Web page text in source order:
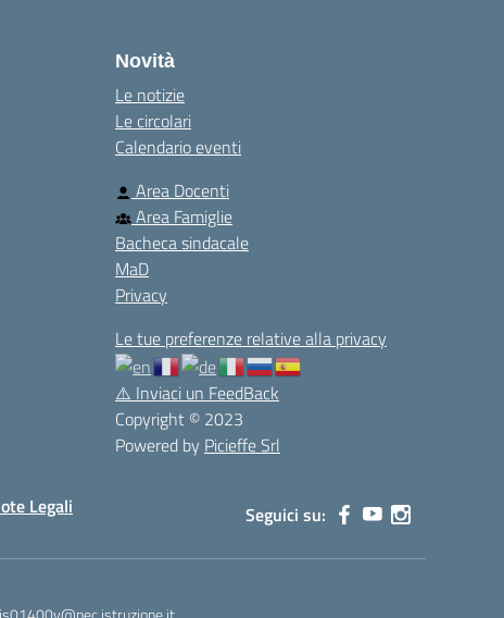
Novità
Le notizie
Le circolari
Calendario eventi
Area Docenti
Area Famiglie
Bacheca sindacale
MaD
Privacy
Le tue preferenze relative alla privacy
⚠️ Inviaci un FeedBack
Copyright © 2023
Powered by Picieffe Srl
Legali Seguici su: